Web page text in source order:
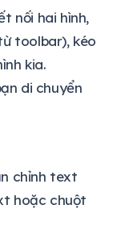
nối hai hình,
toolbar), kéo
kia.
di chuyển
chỉnh text
hoặc chuột